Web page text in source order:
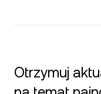
Otrzymuj